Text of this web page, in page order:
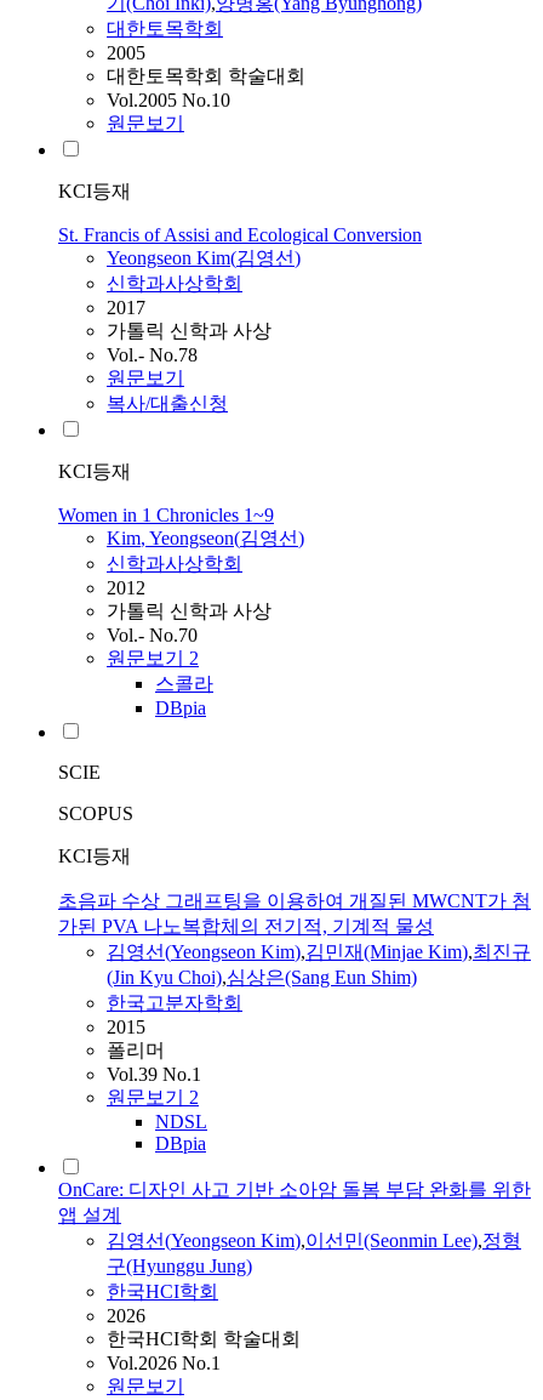
대한토목학회
2005
대한토목학회 학술대회
Vol.2005 No.10
원문보기
KCI등재
St. Francis of Assisi and Ecological Conversion
Yeongseon Kim(김영선)
신학과사상학회
2017
가톨릭 신학과 사상
Vol.- No.78
원문보기
복사/대출신청
KCI등재
Women in 1 Chronicles 1~9
Kim, Yeongseon(김영선)
신학과사상학회
2012
가톨릭 신학과 사상
Vol.- No.70
원문보기 2
스콜라
DBpia
SCIE
SCOPUS
KCI등재
초음파 수상 그래프팅을 이용하여 개질된 MWCNT가 첨
가된 PVA 나노복합체의 전기적, 기계적 물성
김영선(Yeongseon Kim),김민재(Minjae Kim),최진규
(Jin Kyu Choi),심상은(Sang Eun Shim)
한국고분자학회
2015
폴리머
Vol.39 No.1
원문보기 2
NDSL
DBpia
OnCare: 디자인 사고 기반 소아암 돌봄 부담 완화를 위한
앱 설계
김영선(Yeongseon Kim),이선민(Seonmin Lee),정형
구(Hyunggu Jung)
한국HCI학회
2026
한국HCI학회 학술대회
Vol.2026 No.1
원문보기